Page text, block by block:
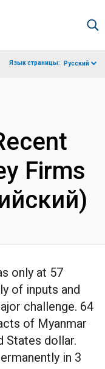
Язык страницы: Русский
Firms
only at 57
of inputs and
challenge. 64
of Myanmar
States dollar.
in 3